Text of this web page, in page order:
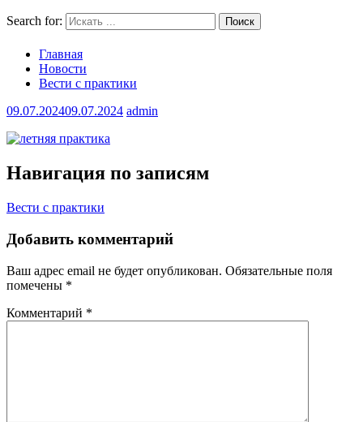
Search for:
Главная
Новости
Вести с практики
09.07.202409.07.2024 admin
Навигация по записям
Вести с практики
Добавить комментарий
Ваш адрес email не будет опубликован. Обязательные поля
помечены *
Комментарий *